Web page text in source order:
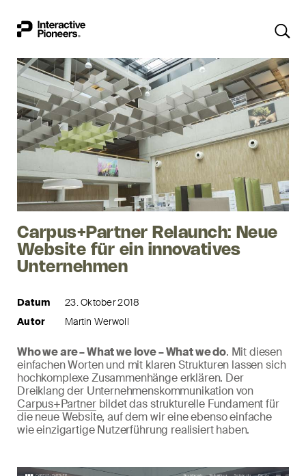
Carpus+Partner Relaunch: Neue
Website für ein innovatives
Unternehmen
Datum
23. Oktober 2018
Autor
Martin Werwoll
Who we are – What we love – What we do. Mit diesen
einfachen Worten und mit klaren Strukturen lassen sich
hochkomplexe Zusammenhänge erklären. Der
Dreiklang der Unternehmenskommunikation von
Carpus+Partnerbildet das strukturelle Fundament für
die neue Website, auf dem wir eine ebenso einfache
wie einzigartige Nutzerführung realisiert haben.